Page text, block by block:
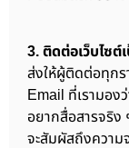
3. ติดต่อเว็บไซต์
ส่งให้ผู้ติดต่อทุกร
Email ที่เรามอง
อยากสื่อสารจริ
จะสัมผัสถึงความ